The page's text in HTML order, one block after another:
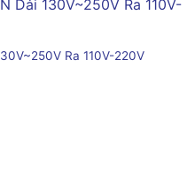
Ra 110V-220V